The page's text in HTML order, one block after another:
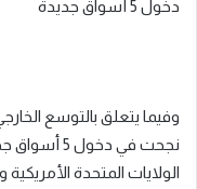
دخول 5 أسواق جديدة
وفيما يتعلق بالتوسع
الولايات المتحدة